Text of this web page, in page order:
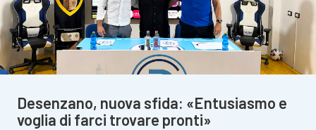
Desenzano, nuova sfida: «Entusiasmo e
voglia di farci trovare pronti»